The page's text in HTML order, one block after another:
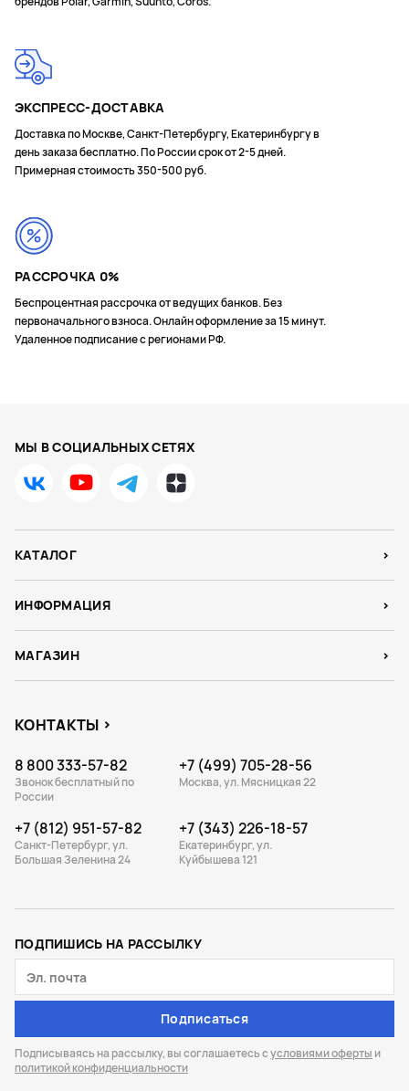
ЭКСПРЕСС-ДОСТАВКА
Доставка по Москве, Санкт-Петербургу, Екатеринбургу в
день заказа бесплатно. По России срок от 2-5 дней.
Примерная стоимость 350-500 руб.
РАССРОЧКА 0%
Беспроцентная рассрочка от ведущих банков. Без
первоначального взноса. Онлайн оформление за 15 минут.
Удаленное подписание с регионами РФ.
МЫ В СОЦИАЛЬНЫХ СЕТЯХ
КАТАЛОГ
ИНФОРМАЦИЯ
МАГАЗИН
КОНТАКТЫ
8 800 333-57-82
Звонок бесплатный по
России
+7 (499) 705-28-56
Москва, ул. Мясницкая 22
+7 (812) 951-57-82
Санкт-Петербург, ул.
Большая Зеленина 24
+7 (343) 226-18-57
Екатеринбург, ул.
Куйбышева 121
ПОДПИШИСЬ НА РАССЫЛКУ
Подписаться
Подписываясь на рассылку, вы соглашаетесь сусловиями оферты и
политикой конфиденциальности